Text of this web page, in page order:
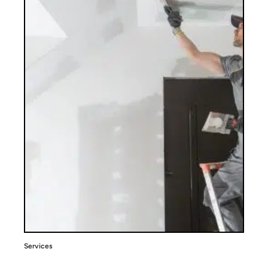
Services